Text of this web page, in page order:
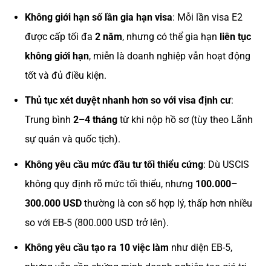
Không giới hạn số lần gia hạn visa: Mỗi lần visa E2
được cấp tối đa 2 năm, nhưng có thể gia hạn liên tục
không giới hạn, miễn là doanh nghiệp vẫn hoạt động
tốt và đủ điều kiện.
Thủ tục xét duyệt nhanh hơn so với visa định cư:
Trung bình 2–4 thángtừ khi nộp hồ sơ (tùy theo Lãnh
sự quán và quốc tịch).
Không yêu cầu mức đầu tư tối thiểu cứng: Dù USCIS
không quy định rõ mức tối thiểu, nhưng 100.000–
300.000 USDthường là con số hợp lý, thấp hơn nhiều
so với EB-5 (800.000 USD trở lên).
Không yêu cầu tạo ra 10 việc làm như diện EB-5,